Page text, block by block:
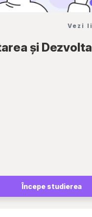
Vezi
și
Începe studierea